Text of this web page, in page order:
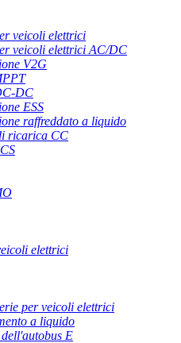
veicoli elettrici
veicoli elettrici AC/DC
V2G
DC
ESS
raffreddato a liquido
ricarica CC
elettrici
per veicoli elettrici
a liquido
E